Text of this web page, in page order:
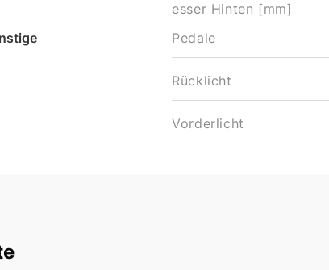
esser Hinten [mm]
Pedale
Rücklicht
Vorderlicht